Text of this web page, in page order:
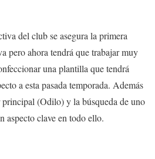
del club se asegura la primera
pero ahora tendrá que trabajar muy
una plantilla que tendrá
a esta pasada temporada. Además
(Odilo) y la búsqueda de uno
aspecto clave en todo ello.